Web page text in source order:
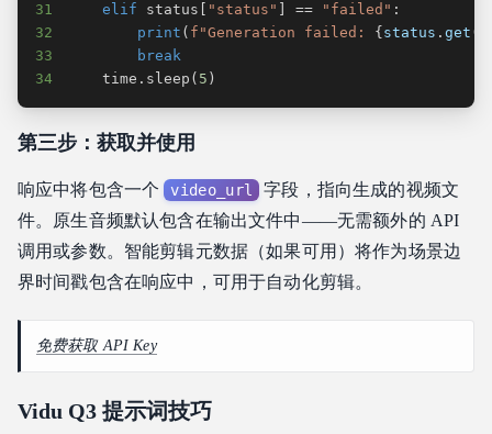
31 elif status "status" == "failed" :
32
print ( f"Generation failed: { status .get (
33
break
34
    time
. sleep ( 5 )
第三步：获取并使用
响应中将包含一个 video_url
字段，指向生成的视频文
件。原生音频默认包含在输出文件中——无需额外的 API
调用或参数。智能剪辑元数据（如果可用）将作为场景边
界时间戳包含在响应中，可用于自动化剪辑。
免费获取 API Key
Vidu Q3 提示词技巧